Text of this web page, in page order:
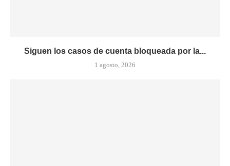
Siguen los casos de cuenta bloqueada por la...
1 agosto, 2026